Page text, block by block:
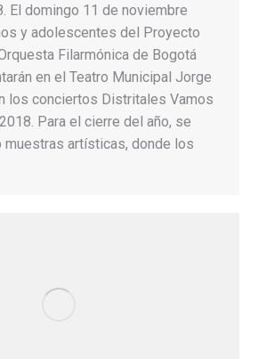
El domingo 11 de noviembre
y adolescentes del Proyecto
Filarmónica de Bogotá
en el Teatro Municipal Jorge
los conciertos Distritales Vamos
Para el cierre del año, se
muestras artísticas, donde los